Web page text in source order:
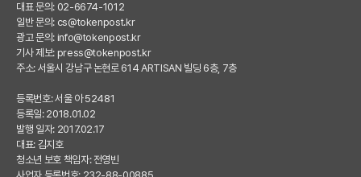
대표 문의: 02-6674-1012
일반 문의: cs@tokenpost.kr
광고 문의: info@tokenpost.kr
기사 제보: press@tokenpost.kr
주소: 서울시 강남구 논현로 614 ARTISAN 빌딩 6층, 7층
등록번호: 서울 아 52481
등록일: 2018.01.02
발행 일자: 2017.02.17
대표: 김지호
청소년 보호 책임자: 전영빈